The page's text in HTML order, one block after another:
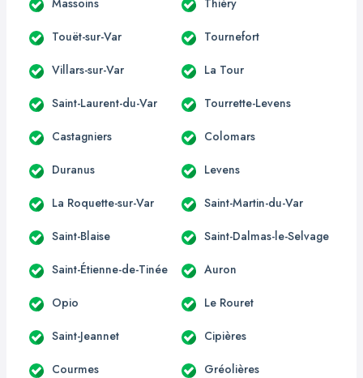
Touët-sur-Var Tournefort
Villars-sur-Var La Tour
Saint-Laurent-du-Var Tourrette-Levens
Castagniers Colomars
Duranus Levens
La Roquette-sur-Var Saint-Martin-du-Var
Saint-Blaise Saint-Dalmas-le-Selvage
Saint-Étienne-de-Tinée Auron
Opio Le Rouret
Saint-Jeannet Cipières
Courmes Gréolières